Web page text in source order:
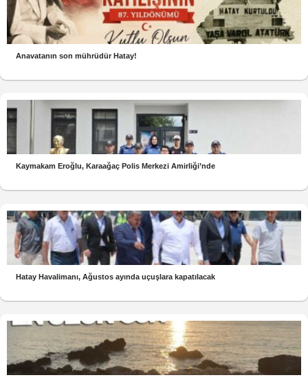
Anavatanın son mührüdür Hatay!
Kaymakam Eroğlu, Karaağaç Polis Merkezi Amirliği’nde
Hatay Havalimanı, Ağustos ayında uçuşlara kapatılacak